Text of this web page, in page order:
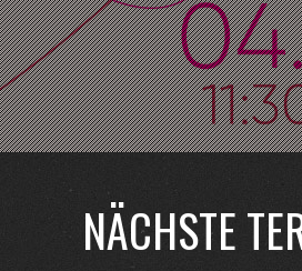
NÄCHSTE